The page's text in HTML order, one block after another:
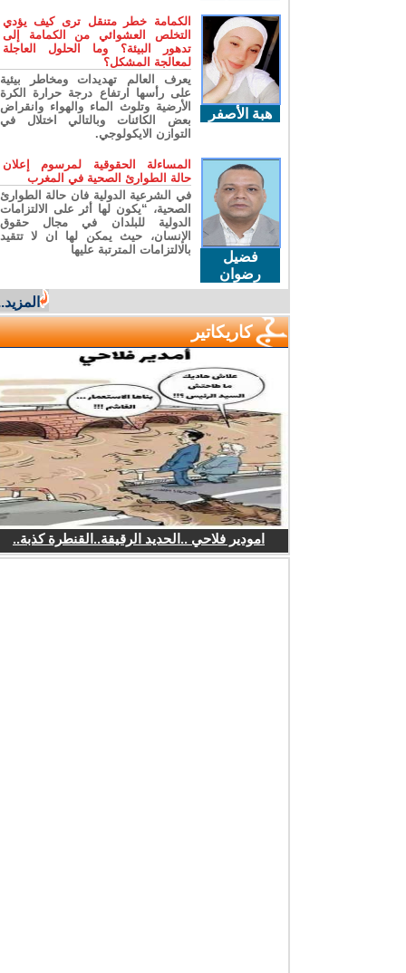
هبة الأصفر
الكمامة خطر متنقل ترى كيف يؤدي
التخلص العشوائي من الكمامة إلى
تدهور البيئة؟ وما الحلول العاجلة
لمعالجة المشكل؟
يعرف العالم تهديدات ومخاطر بيئية
على رأسها ارتفاع درجة حرارة الكرة
الأرضية وتلوث الماء والهواء وانقراض
بعض الكائنات وبالتالي اختلال في
التوازن الايكولوجي.
فضيل
رضوان
المساءلة الحقوقية لمرسوم إعلان
حالة الطوارئ الصحية في المغرب
في الشرعية الدولية فان حالة الطوارئ
الصحية، “يكون لها أثر على الالتزامات
الدولية للبلدان في مجال حقوق
الإنسان، حيث يمكن لها ان لا تتقيد
بالالتزامات المترتبة عليها
المزيد...
كاريكاتير
امودير فلاحي ..الحديد الرقيقة..القنطرة كذبة..